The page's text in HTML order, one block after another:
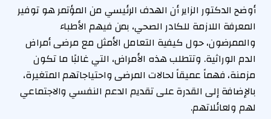
أوضح الدكتور الزاير أن الهدف الرئيسي من المؤتمر هو توفير
المعرفة اللازمة للكادر الصحي، بمن فيهم الأطباء
والممرضون، حول كيفية التعامل الأمثل مع مرضى أمراض
الدم الوراثية. وتتطلب هذه الأمراض، التي غالبًا ما تكون
مزمنة، فهماً عميقاً لحالات المرضى واحتياجاتهم المتغيرة،
بالإضافة إلى القدرة على تقديم الدعم النفسي والاجتماعي
لهم ولعائلاتهم.